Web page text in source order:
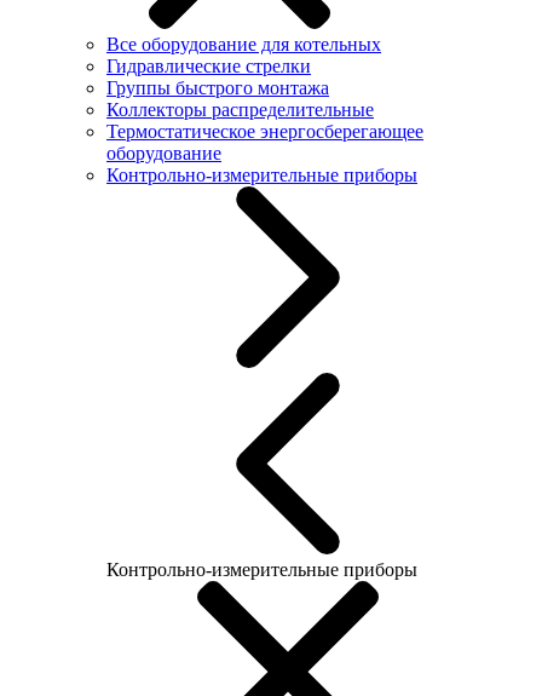
Все оборудование для котельных
Гидравлические стрелки
Группы быстрого монтажа
Коллекторы распределительные
Термостатическое энергосберегающее
оборудование
Контрольно-измерительные приборы
Контрольно-измерительные приборы